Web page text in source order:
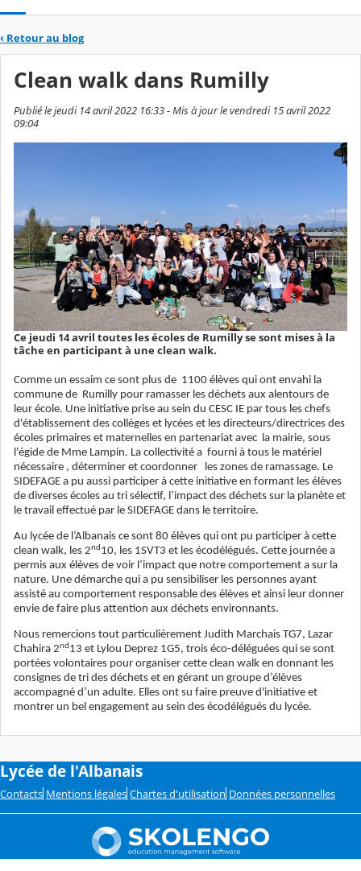
‹ Retour au blog
Clean walk dans Rumilly
Publié le jeudi 14 avril 2022 16:33 - Mis à jour le vendredi 15 avril 2022
09:04
Ce jeudi 14 avril toutes les écoles de Rumilly se sont mises à la
tâche en participant à une clean walk.
Comme un essaim ce sont plus de 1100 élèves qui ont envahi la
commune de Rumilly pour ramasser les déchets aux alentours de
leur école. Une initiative prise au sein du CESC IE par tous les chefs
d'établissement des collèges et lycées et les directeurs/directrices des
écoles primaires et maternelles en partenariat avec la mairie, sous
l'égide de Mme Lampin. La collectivité a fourni à tous le matériel
nécessaire , déterminer et coordonner les zones de ramassage. Le
SIDEFAGE a pu aussi participer à cette initiative en formant les élèves
de diverses écoles au tri sélectif, l’impact des déchets sur la planète et
le travail effectué par le SIDEFAGE dans le territoire.
Au lycée de l’Albanais ce sont 80 élèves qui ont pu participer à cette
clean walk, les 2nd10, les 1SVT3 et les écodélégués. Cette journée a
permis aux élèves de voir l’impact que notre comportement a sur la
nature. Une démarche qui a pu sensibiliser les personnes ayant
assisté au comportement responsable des élèves et ainsi leur donner
envie de faire plus attention aux déchets environnants.
Nous remercions tout particulièrement Judith Marchais TG7, Lazar
Chahira 2nd13 et Lylou Deprez 1G5, trois éco-déléguées qui se sont
portées volontaires pour organiser cette clean walk en donnant les
consignes de tri des déchets et en gérant un groupe d’élèves
accompagné d’un adulte. Elles ont su faire preuve d'initiative et
montrer un bel engagement au sein des écodélégués du lycée.
Lycée de l'Albanais
Contacts Mentions légales Chartes d'utilisation Données personnelles